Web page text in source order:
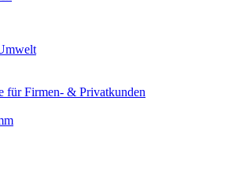
für Firmen- & Privatkunden